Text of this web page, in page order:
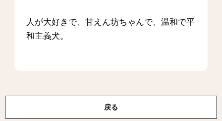
人が大好きで、甘えん坊ちゃんで、温和で平
和主義犬。
戻る